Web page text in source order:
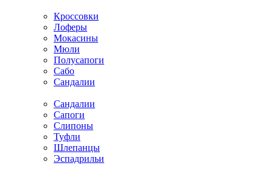
Кроссовки
Лоферы
Мокасины
Мюли
Полусапоги
Сабо
Сандалии
Сандалии
Сапоги
Слипоны
Туфли
Шлепанцы
Эспадрильи